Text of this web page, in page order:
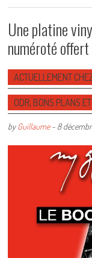
Une platine
numéroté
ACTUELLEMENT
ODR, BONS PLANS ET
byGuillaume- 8